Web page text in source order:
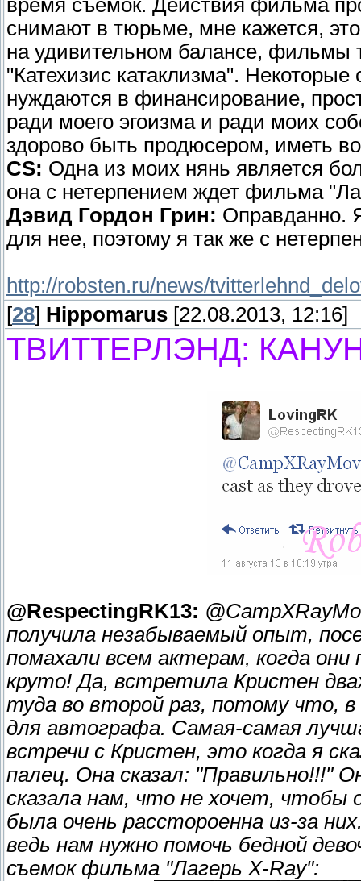
время съемок. Действия фильма
снимают в тюрьме, мне кажется,
на удивительном балансе, фильмы
"Катехизис катаклизма".
нуждаются в финансирование,
ради моего эгоизма и ради моих
здорово быть продюсером, иметь
CS: Одна из моих нянь является
она с нетерпением ждет фильма
Дэвид Гордон Грин: Оправданно.
для нее, поэтому я так же с
http://robsten.ru/news/
[28] Hippomarus [22.08.2013, 12:16]
ТВИТТЕРЛЭНД:
@RespectingRK13:
получила незабываемый опыт,
помахали всем актерам, когда
круто! Да, встретила Кристен
туда во второй раз, потому что,
для автографа. Самая-самая
встречи с Кристен, это когда я
палец. Она сказал: "Правильно!!!"
сказала нам, что не хочет, чтобы
была очень расстороенна из-за
ведь нам нужно помочь бедной
съемок фильма "Лагерь X-Rаy":